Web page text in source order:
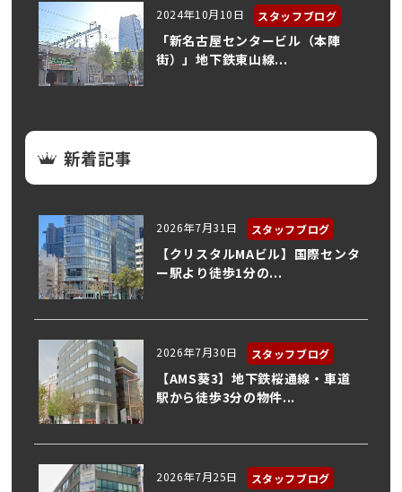
2024年10月10日 スタッフブログ
「新名古屋センタービル（本陣
街）」地下鉄東山線...
新着記事
2026年7月31日 スタッフブログ
【クリスタルMAビル】国際センタ
ー駅より徒歩1分の...
2026年7月30日 スタッフブログ
【AMS葵3】地下鉄桜通線・車道
駅から徒歩3分の物件...
2026年7月25日 スタッフブログ